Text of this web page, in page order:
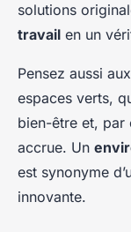
solutions
travail en un
Pensez aussi
espaces verts,
bien-être et, par
accrue. Un
est synonyme
innovante.